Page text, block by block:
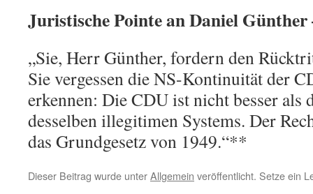
Juristische Pointe an Daniel
„Sie, Herr Günther, fordern den
Sie vergessen die NS-Kontinuität der
erkennen: Die CDU ist nicht besser
desselben illegitimen Systems. Der
das Grundgesetz von 1949.“**
Dieser Beitrag wurde unterAllgemein veröffentlicht. Setze ein